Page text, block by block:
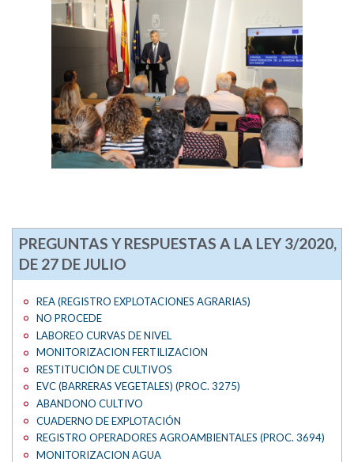
PREGUNTAS Y RESPUESTAS A LA LEY 3/2020,
DE 27 DE JULIO
REA (REGISTRO EXPLOTACIONES AGRARIAS)
NO PROCEDE
LABOREO CURVAS DE NIVEL
MONITORIZACION FERTILIZACION
RESTITUCIÓN DE CULTIVOS
EVC (BARRERAS VEGETALES) (PROC. 3275)
ABANDONO CULTIVO
CUADERNO DE EXPLOTACIÓN
REGISTRO OPERADORES AGROAMBIENTALES (PROC. 3694)
MONITORIZACION AGUA